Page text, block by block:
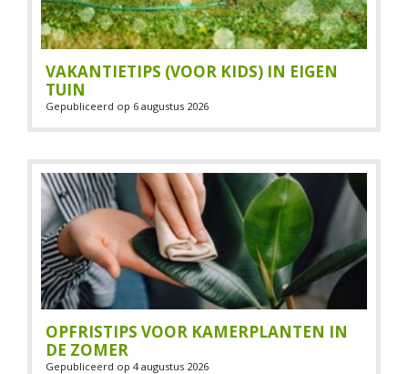
VAKANTIETIPS (VOOR KIDS) IN EIGEN
TUIN
Gepubliceerd op 6 augustus 2026
OPFRISTIPS VOOR KAMERPLANTEN IN
DE ZOMER
Gepubliceerd op 4 augustus 2026